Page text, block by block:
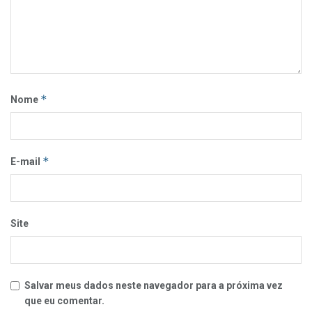
Nome *
E-mail *
Site
Salvar meus dados neste navegador para a próxima vez
que eu comentar.